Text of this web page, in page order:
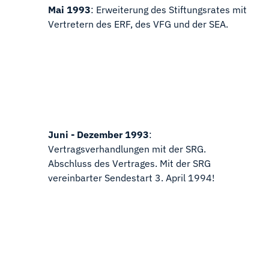
Mai 1993: Erweiterung des Stiftungsrates mit
Vertretern des ERF, des VFG und der SEA.
Juni - Dezember 1993:
Vertragsverhandlungen mit der SRG.
Abschluss des Vertrages. Mit der SRG
vereinbarter Sendestart 3. April 1994!